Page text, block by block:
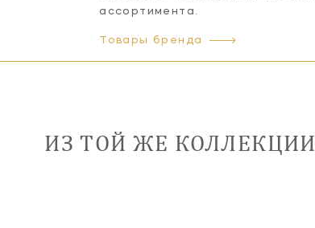
ассортимента.
Товары бренда
ИЗ ТОЙ ЖЕ КОЛЛЕКЦИИ